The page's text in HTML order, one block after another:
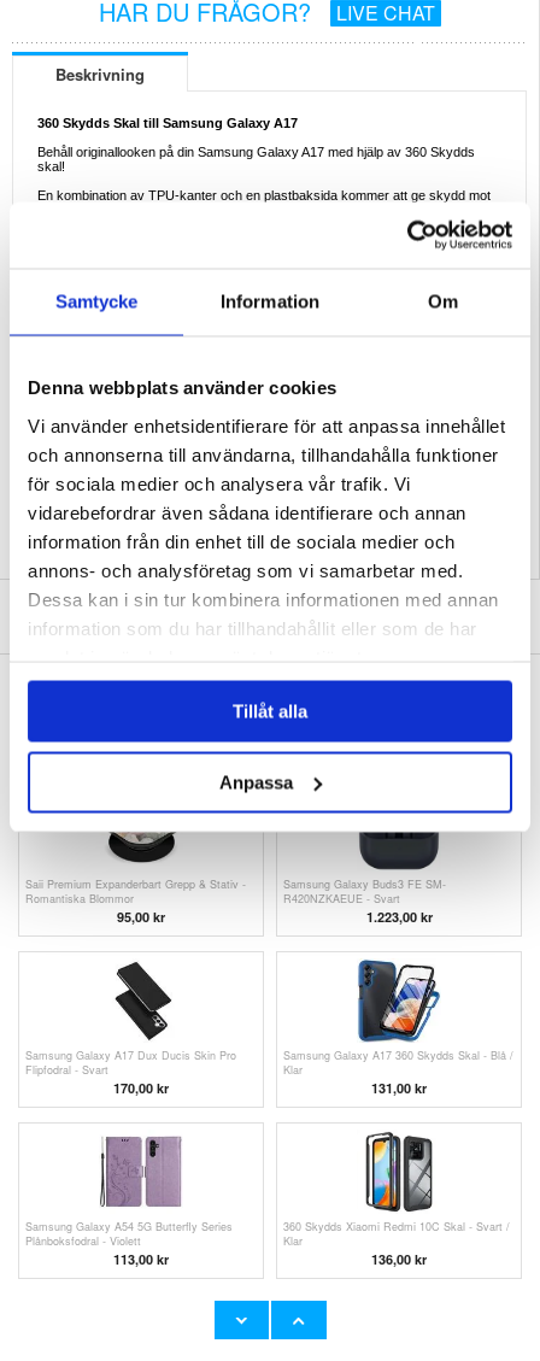
Samtycke Information Om
Denna webbplats använder cookies
Vi använder enhetsidentifierare för att anpassa innehållet
och annonserna till användarna, tillhandahålla funktioner
för sociala medier och analysera vår trafik. Vi
vidarebefordrar även sådana identifierare och annan
information från din enhet till de sociala medier och
annons- och analysföretag som vi samarbetar med.
Dessa kan i sin tur kombinera informationen med annan
information som du har tillhandahållit eller som de har
Tillåt alla
Anpassa
HAR DU FRÅGOR? LIVE CHAT
Beskrivning
360 Skydds Skal till Samsung Galaxy A17
Behåll originallooken på din Samsung Galaxy A17 med hjälp av 360 Skydds
skal!
En kombination av TPU-kanter och en plastbaksida kommer att ge skydd mot
displayen. Upphöjda kanter runt kameran ger extra skydd mot repor.
- Har ingen påverkan på skärmens funktionalitet på din Samsung Galaxy A17
- Upphöjda kanter runt kameran för extra skydd
- Tillverkat av TPU, plast och PET-material
Förpackning:Bulk
EAN: 5714122574466
Relaterade kategorier:Mobiltillbehör,Samsung Skal & Tillbehör ,Samsung
SKRIV EN RECENSION
Samsung Galaxy A17/A26 Skärmskydd av
Genomskinlig
105,00 kr
Samsung Galaxy A17 360 Skydds Skal - Röd
151,00 kr
Saii Premium Expanderbart Grepp & Stativ -
Romantiska Blommor
95,00 kr
Samsung Galaxy Buds3 FE SM-
R420NZKAEUE - Svart
1.223,00kr
Samsung Galaxy A17 Dux Ducis Skin Pro
Flipfodral - Svart
170,00 kr
Samsung Galaxy A17 360 Skydds Skal - Blå /
Klar
131,00 kr
Samsung Galaxy A54 5G Butterfly Series
Plånboksfodral - Violett
113,00 kr
360 Skydds Xiaomi Redmi 10C Skal - Svart /
Klar
136,00 kr